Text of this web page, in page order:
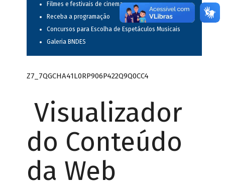
Filmes e festivais de cinema
Receba a programação
Concursos para Escolha de Espetáculos Musicais
Galeria BNDES
Z7_7QGCHA41L0RP906P422Q9Q0CC4
Visualizador
do Conteúdo
da Web